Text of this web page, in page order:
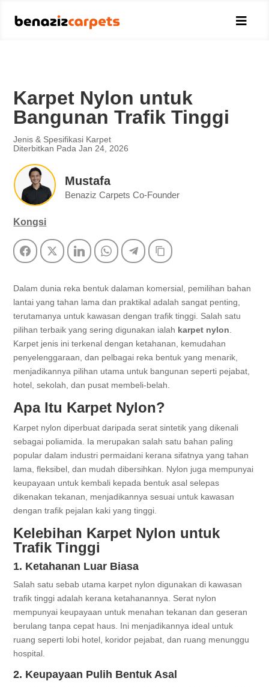

Karpet Nylon untuk
Bangunan Trafik Tinggi
Jenis & Spesifikasi Karpet
Diterbitkan Pada Jan 24, 2026
Mustafa
Benaziz Carpets Co-Founder
Kongsi
FacebookTwitter LinkedInWhatsAppTelegramCopy Link
Dalam dunia reka bentuk dalaman komersial, pemilihan bahan
lantai yang tahan lama dan praktikal adalah sangat penting,
terutamanya untuk kawasan dengan trafik tinggi. Salah satu
pilihan terbaik yang sering digunakan ialah karpet nylon
Karpet jenis ini terkenal dengan ketahanan, kemudahan
penyelenggaraan, dan pelbagai reka bentuk yang menarik,
menjadikannya pilihan utama untuk bangunan seperti pejabat,
hotel, sekolah, dan pusat membeli-belah.
Apa Itu Karpet Nylon?
Karpet nylon diperbuat daripada serat sintetik yang dikenali
sebagai poliamida. Ia merupakan salah satu bahan paling
popular dalam industri permaidani kerana sifatnya yang tahan
lama, fleksibel, dan mudah dibersihkan. Nylon juga mempunyai
keupayaan untuk kembali kepada bentuk asal selepas
dikenakan tekanan, menjadikannya sesuai untuk kawasan
dengan trafik pejalan kaki yang tinggi.
Kelebihan Karpet Nylon untuk
Trafik Tinggi
1. Ketahanan Luar Biasa
Salah satu sebab utama karpet nylon digunakan di kawasan
trafik tinggi adalah kerana ketahanannya. Serat nylon
mempunyai keupayaan untuk menahan tekanan dan geseran
berulang tanpa cepat haus. Ini menjadikannya ideal untuk
ruang seperti lobi hotel, koridor pejabat, dan ruang menunggu
hospital.
2. Keupayaan Pulih Bentuk Asal